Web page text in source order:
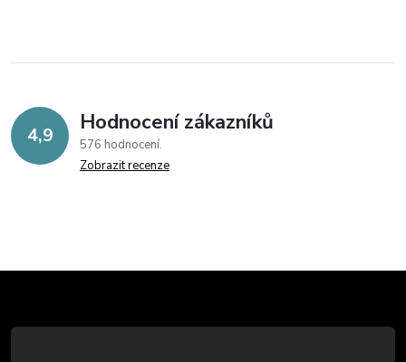
4,9 Hodnocení zákazníků
576 hodnocení
Zobrazit recenze
á